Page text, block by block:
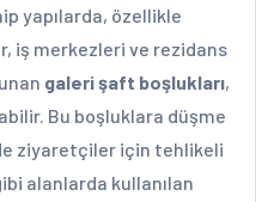
yapılarda, özellikle
iş merkezleri ve rezidans
galeri şaft boşlukları,
Bu boşluklara düşme
ziyaretçiler için tehlikeli
alanlarda kullanılan